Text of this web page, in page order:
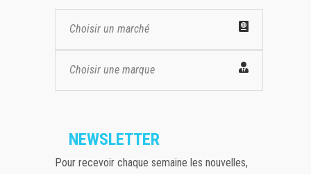
Choisir un marché
Choisir une marque
NEWSLETTER
Pour recevoir chaque semaine les nouvelles,